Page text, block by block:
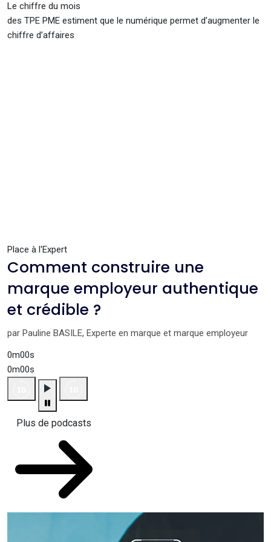
Le chiffre du mois
des TPE PME estiment que le numérique permet d’augmenter le
chiffre d’affaires
Place à l'Expert
Comment construire une
marque employeur authentique
et crédible ?
par Pauline BASILE, Experte en marque et marque employeur
0m00s
0m00s
Plus de podcasts